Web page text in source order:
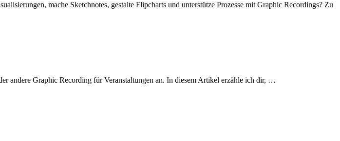
mache Sketchnotes, gestalte Flipcharts und unterstütze Prozesse mit Graphic Recordings? Zu
andere Graphic Recording für Veranstaltungen an. In diesem Artikel erzähle ich dir, …